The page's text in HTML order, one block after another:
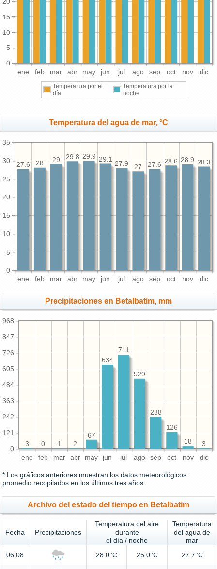
ene feb mar abr may jun jul ago sep oct nov dic
0
5
10
15
Temperatura por el
día
Temperatura por la
noche
Temperatura del agua de mar, °C
ene feb mar abr may jun jul ago sep oct nov dic
0
5
10
15
20
25
30
35
28.3
28.9
28.6
27.6
27
27.9
29.1
29.9
29.8
29
28
27.6
Precipitaciones en Betalbatim, mm
ene feb mar abr may jun jul ago sep oct nov dic
0
121
242
363
484
605
726
847
968
3
18
126
238
529
711
634
67
2
1
0
3
* Los gráficos anteriores muestran los datos meteorológicos
promedio recopilados en los últimos tres años.
Archivo del estado del tiempo en Betalbatim
Fecha Precipitaciones
Temperatura del aire
durante
el día / noche
Temperatura
del agua de
mar
06.08
28.0°C 25.0°C 27.7°C